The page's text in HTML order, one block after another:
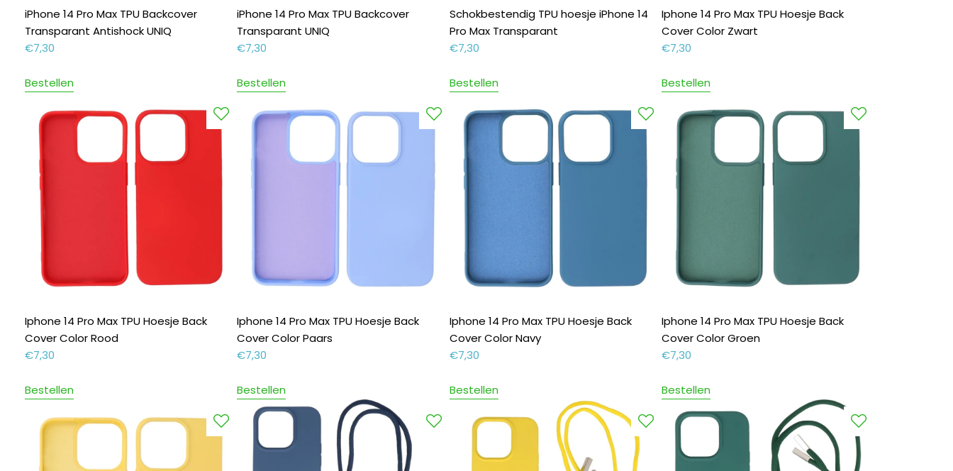
iPhone 14 Pro Max TPU Backcover
Transparant Antishock UNIQ
€7,30
Bestellen
iPhone 14 Pro Max TPU Backcover
Transparant UNIQ
€7,30
Bestellen
Schokbestendig TPU hoesje iPhone 14
Pro Max Transparant
€7,30
Bestellen
Iphone 14 Pro Max TPU Hoesje Back
Cover Color Zwart
€7,30
Bestellen
Iphone 14 Pro Max TPU Hoesje Back
Cover Color Rood
€7,30
Bestellen
Iphone 14 Pro Max TPU Hoesje Back
Cover Color Paars
€7,30
Bestellen
Iphone 14 Pro Max TPU Hoesje Back
Cover Color Navy
€7,30
Bestellen
Iphone 14 Pro Max TPU Hoesje Back
Cover Color Groen
€7,30
Bestellen